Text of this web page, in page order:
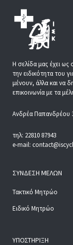
Η σελίδα μας έχει
την ειδικότητα του
μένουν, άλλα και να
επικοινωνία με τα
Ανδρέα Παπανδρέου
τηλ: 22810 87943
e-mail:
ΣΎΝΔΕΣΗ ΜΕΛΏΝ
Τακτικό Μητρώο
Ειδικό Μητρώο
ΥΠΟΣΤΉΡΙΞΗ